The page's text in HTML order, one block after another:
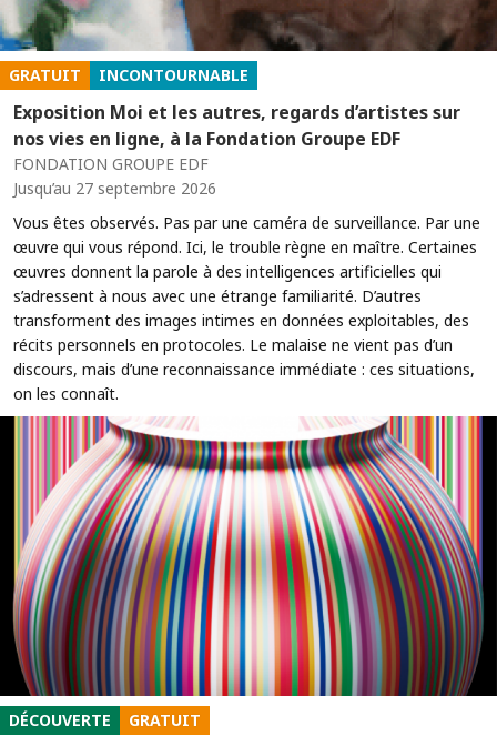
GRATUIT INCONTOURNABLE
Exposition Moi et les autres, regards d’artistes sur
nos vies en ligne, à la Fondation Groupe EDF
FONDATION GROUPE EDF
Jusqu’au 27 septembre 2026
Vous êtes observés. Pas par une caméra de surveillance. Par une
œuvre qui vous répond. Ici, le trouble règne en maître. Certaines
œuvres donnent la parole à des intelligences artificielles qui
s’adressent à nous avec une étrange familiarité. D’autres
transforment des images intimes en données exploitables, des
récits personnels en protocoles. Le malaise ne vient pas d’un
discours, mais d’une reconnaissance immédiate : ces situations,
on les connaît.
DÉCOUVERTE GRATUIT